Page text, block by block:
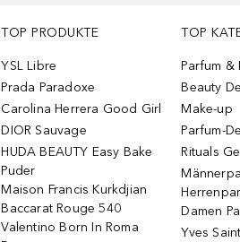
TOP PRODUKTE
YSL Libre
Prada Paradoxe
Carolina Herrera Good Girl
DIOR Sauvage
HUDA BEAUTY Easy Bake
Puder
Maison Francis Kurkdjian
Baccarat Rouge 540
Valentino Born In Roma
TOP
Parfum &
Beauty
Make-up
Parfum-
Rituals
Damen
Yves